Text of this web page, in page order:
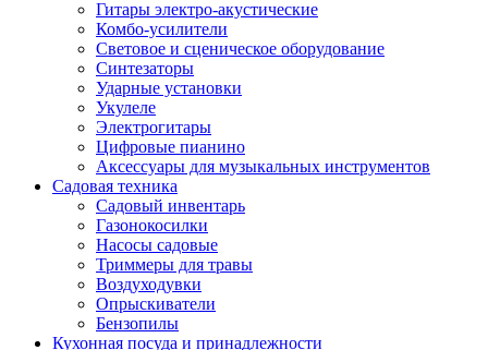
Гитары электро-акустические
Комбо-усилители
Световое и сценическое оборудование
Синтезаторы
Ударные установки
Укулеле
Электрогитары
Цифровые пианино
Аксессуары для музыкальных инструментов
Садовая техника
Садовый инвентарь
Газонокосилки
Насосы садовые
Триммеры для травы
Воздуходувки
Опрыскиватели
Бензопилы
Кухонная посуда и принадлежности